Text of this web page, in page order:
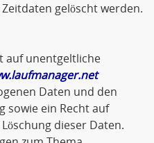
gelöscht werden.
auf unentgeltliche
Daten und den
sowie ein Recht auf
dieser Daten.